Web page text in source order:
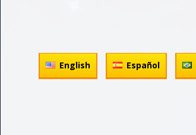
English Español